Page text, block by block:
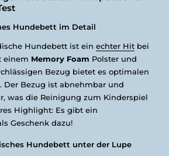
Hundebett im Detail
Hundebett ist ein echter Hit bei
einem Memory Foam Polster und
Bezug bietet es optimalen
Der Bezug ist abnehmbar und
was die Reinigung zum Kinderspiel
Highlight: Es gibt ein
Geschenk dazu!
Hundebett unter der Lupe